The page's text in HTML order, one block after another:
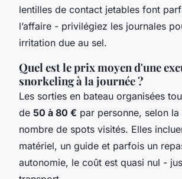
lentilles de contact jetables font
l’affaire - privilégiez les journales
irritation due au sel.
Quel est le prix moyen d'une
snorkeling à la journée ?
Les sorties en bateau organisées
de 50 à 80 € par personne, selon
nombre de spots visités. Elles
matériel, un guide et parfois un
autonomie, le coût est quasi nul -